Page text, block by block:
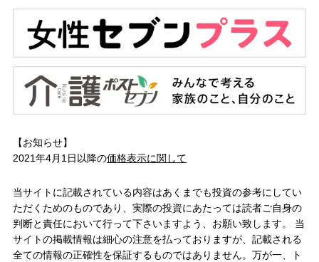
【お知らせ】
2021年4月1日以降の価格表示に関して
当サイトに記載されている内容はあくまでも投資の参考にしてい
ただくためのものであり、実際の投資にあたっては読者ご自身の
判断と責任において行って下さいますよう、お願い致します。 当
サイトの掲載情報は細心の注意を払っておりますが、記載される
全ての情報の正確性を保証するものではありません。万が一、ト